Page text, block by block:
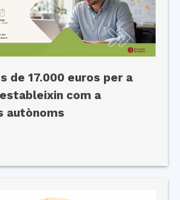
de 17.000 euros per a
com a
autònoms